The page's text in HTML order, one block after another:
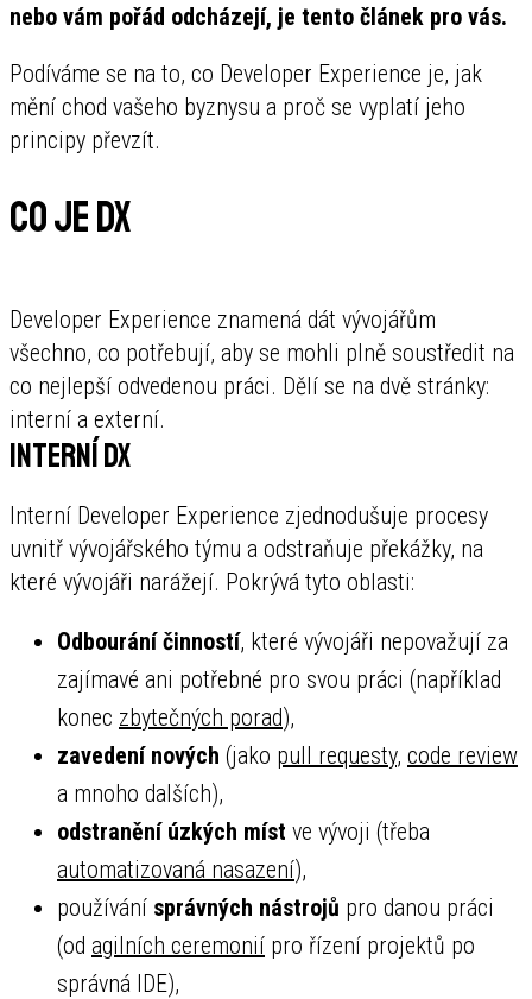
nebo vám pořád odcházejí, je tento článek pro vás.
Podíváme se na to, co Developer Experience je, jak
mění chod vašeho byznysu a proč se vyplatí jeho
principy převzít.
Co je DX
Developer Experience znamená dát vývojářům
všechno, co potřebují, aby se mohli plně soustředit na
co nejlepší odvedenou práci. Dělí se na dvě stránky:
interní a externí.
Interní DX
Interní Developer Experience zjednodušuje procesy
uvnitř vývojářského týmu a odstraňuje překážky, na
které vývojáři narážejí. Pokrývá tyto oblasti:
Odbourání činností, které vývojáři nepovažují za
zajímavé ani potřebné pro svou práci (například
konec zbytečných porad),
zavedení nových (jako pull requesty, code review
a mnoho dalších),
odstranění úzkých míst ve vývoji (třeba
automatizovaná nasazení),
používání správných nástrojů pro danou práci
(od agilních ceremonií pro řízení projektů po
správná IDE),